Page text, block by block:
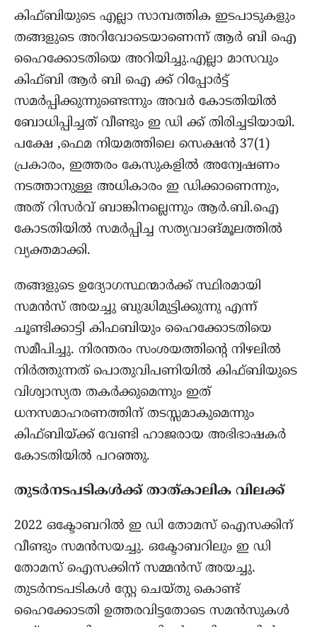
കിഫ്‌ബിയുടെ എല്ലാ സാമ്പത്തിക ഇടപാടുകളും
തങ്ങളുടെ അറിവോടെയാണെന്ന് ആർ ബി ഐ
ഹൈക്കോടതിയെ അറിയിച്ചു.എല്ലാ മാസവും
കിഫ്‌ബി ആർ ബി ഐ ക്ക് റിപ്പോർട്ട്
സമർപ്പിക്കുന്നുണ്ടെന്നും അവർ കോടതിയിൽ
ബോധിപ്പിച്ചത് വീണ്ടും ഇ ഡി ക്ക് തിരിച്ചടിയായി.
പക്ഷേ ,ഫെമ നിയമത്തിലെ സെക്ഷൻ 37(1)
പ്രകാരം, ഇത്തരം കേസുകളിൽ അന്വേഷണം
നടത്താനുള്ള അധികാരം ഇ ഡിക്കാണെന്നും,
അത് റിസർവ് ബാങ്കിനല്ലെന്നും ആർ.ബി.ഐ
കോടതിയിൽ സമർപ്പിച്ച സത്യവാങ്മൂലത്തിൽ
വ്യക്തമാക്കി.
തങ്ങളുടെ ഉദ്യോഗസ്ഥന്മാർക്ക് സ്ഥിരമായി
സമൻസ് അയച്ചു ബുദ്ധിമുട്ടിക്കുന്നു എന്ന്
ചൂണ്ടിക്കാട്ടി കിഫബിയും ഹൈക്കോടതിയെ
സമീപിച്ചു. നിരന്തരം സംശയത്തിന്റെ നിഴലിൽ
നിർത്തുന്നത് പൊതുവിപണിയിൽ കിഫ്ബിയുടെ
വിശ്വാസ്യത തകർക്കുമെന്നും ഇത്
ധനസമാഹരണത്തിന് തടസ്സമാകുമെന്നും
കിഫ്ബിയ്ക്ക് വേണ്ടി ഹാജരായ അഭിഭാഷകര്‍
കോടതിയില്‍ പറഞ്ഞു.
തുടർനടപടികൾക്ക് താത്കാലിക വിലക്ക്
2022 ഒക്ടോബറിൽ ഇ ഡി തോമസ് ഐസക്കിന്
വീണ്ടും സമൻസയച്ചു. ഒക്ടോബറിലും ഇ ഡി
തോമസ്‌ ഐസക്കിന് സമ്മന്‍സ് അയച്ചു.
തുടർനടപടികൾ സ്റ്റേ ചെയ്തു കൊണ്ട്
ഹൈക്കോടതി ഉത്തരവിട്ടതോടെ സമൻസുകൾ